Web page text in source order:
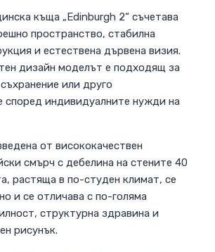
къща „Edinburgh 2“ съчетава
пространство, стабилна
и естествена дървена визия.
дизайн моделът е подходящ за
или друго
според индивидуалните нужди на
от висококачествен
смърч с дебелина на стените 40
растяща в по-студен климат, се
и се отличава с по-голяма
структурна здравина и
рисунък.